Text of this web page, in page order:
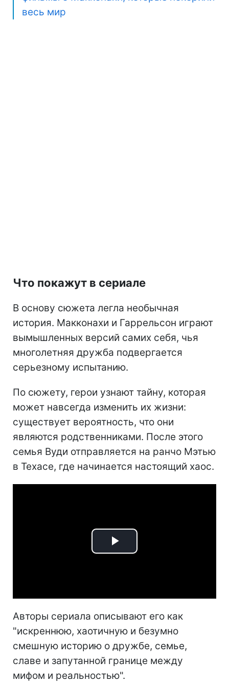
весь мир
Что покажут в сериале
В основу сюжета легла необычная
история. Макконахи и Гаррельсон играют
вымышленных версий самих себя, чья
многолетняя дружба подвергается
серьезному испытанию.
По сюжету, герои узнают тайну, которая
может навсегда изменить их жизни:
существует вероятность, что они
являются родственниками. После этого
семья Вуди отправляется на ранчо Мэтью
в Техасе, где начинается настоящий хаос.
Play
Авторы сериала описывают его как
"искреннюю, хаотичную и безумно
смешную историю о дружбе, семье,
славе и запутанной границе между
мифом и реальностью".